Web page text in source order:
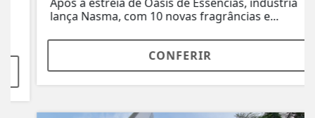
lança Nasma, com 10 novas fragrâncias e...
CONFERIR